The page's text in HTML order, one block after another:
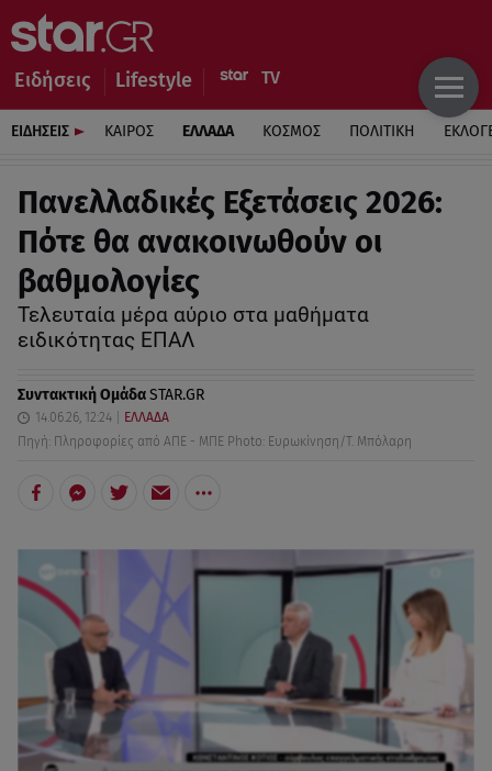
Ειδήσεις Lifestyle
ΕΙΔΗΣΕΙΣ ΚΑΙΡΟΣ ΕΛΛΑΔΑ ΚΟΣΜΟΣ ΠΟΛΙΤΙΚΗ
Πανελλαδικές Εξετάσεις 2026:
Πότε θα ανακοινωθούν οι
βαθμολογίες
Τελευταία μέρα αύριο στα μαθήματα
ειδικότητας ΕΠΑΛ
Συντακτική ΟμάδαSTAR.GR
14.06.26, 12:24
ΕΛΛΑΔΑ
Πηγή: Πληροφορίες από ΑΠΕ - ΜΠΕ Photo: Ευρωκίνηση/Τ. Μπόλαρη